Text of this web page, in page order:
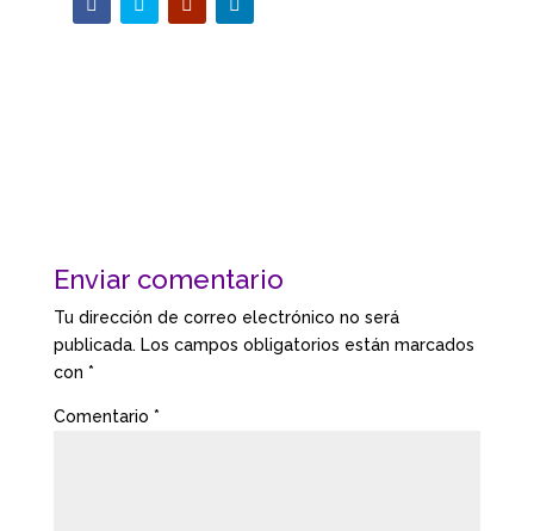
Enviar comentario
Tu dirección de correo electrónico no será
publicada. Los campos obligatorios están marcados
con *
Comentario *